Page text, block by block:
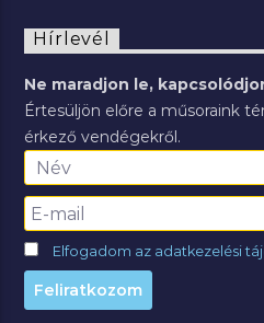
Hírlevél
Ne maradjon le,
Értesüljön előre a műsoraink
érkező vendégekről.
Elfogadom az adatkezelési